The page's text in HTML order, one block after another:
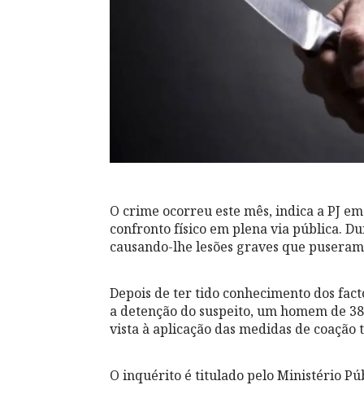
O crime ocorreu este mês, indica a PJ
confronto físico em plena via pública.
causando-lhe lesões graves que
Depois de ter tido conhecimento dos
a detenção do suspeito, um homem de
vista à aplicação das medidas de coação
O inquérito é titulado pelo Ministério